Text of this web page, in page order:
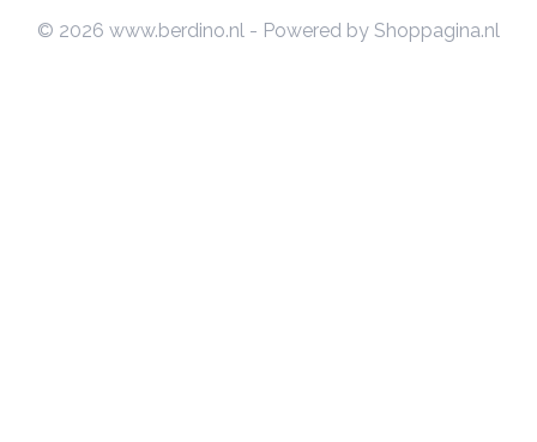
© 2026 www.berdino.nl - Powered by Shoppagina.nl